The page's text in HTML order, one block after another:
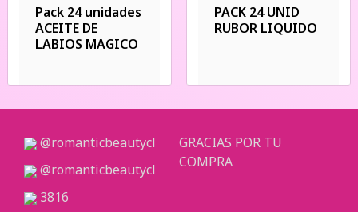
Pack 24 unidades
ACEITE DE
LABIOS MAGICO
PACK 24 UNID
RUBOR LIQUIDO
@romanticbeautycl
@romanticbeautycl
3816
GRACIAS POR TU
COMPRA